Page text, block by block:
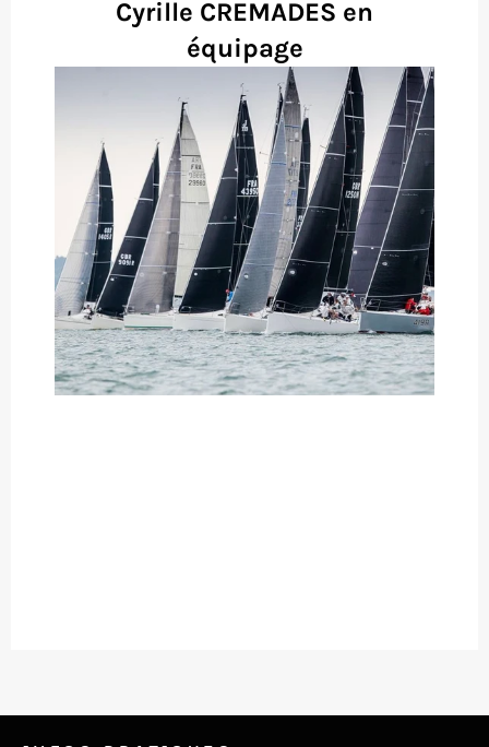
Cyrille CREMADES en
équipage